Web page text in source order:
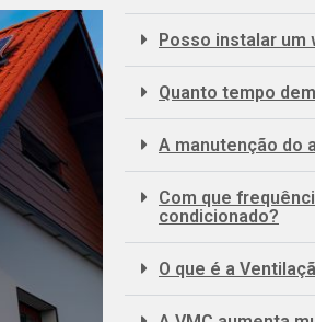
Posso instalar um
Quanto tempo
A manutenção do
Com que
condicionado?
O que é a